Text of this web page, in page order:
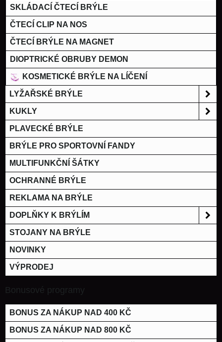
SKLÁDACÍ ČTECÍ BRÝLE
ČTECÍ CLIP NA NOS
ČTECÍ BRÝLE NA MAGNET
DIOPTRICKÉ OBRUBY DEMON
KOSMETICKÉ BRÝLE NA LÍČENÍ
LYŽAŘSKÉ BRÝLE
KUKLY
PLAVECKÉ BRÝLE
BRÝLE PRO SPORTOVNÍ FANDY
MULTIFUNKČNÍ ŠÁTKY
OCHRANNÉ BRÝLE
REKLAMA NA BRÝLE
DOPLŇKY K BRÝLÍM
STOJANY NA BRÝLE
NOVINKY
VÝPRODEJ
Bonusové programy
BONUS ZA NÁKUP NAD 400 KČ
BONUS ZA NÁKUP NAD 800 KČ